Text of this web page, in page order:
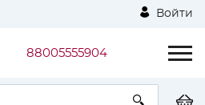
Войти
88005555904